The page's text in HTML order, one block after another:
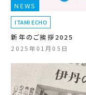
NEWS
ITAMI ECHO
新年のご挨拶2025
2025年01月05日